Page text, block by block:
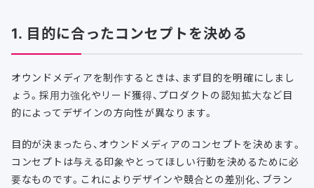
1. 目的に合ったコンセプトを決める
オウンドメディアを制作するときは、まず目的を明確にしまし
ょう。採用力強化やリード獲得、プロダクトの認知拡大など目
的によってデザインの方向性が異なります。
目的が決まったら、オウンドメディアのコンセプトを決めます。
コンセプトは与える印象やとってほしい行動を決めるために必
要なものです。これによりデザインや競合との差別化、ブラン